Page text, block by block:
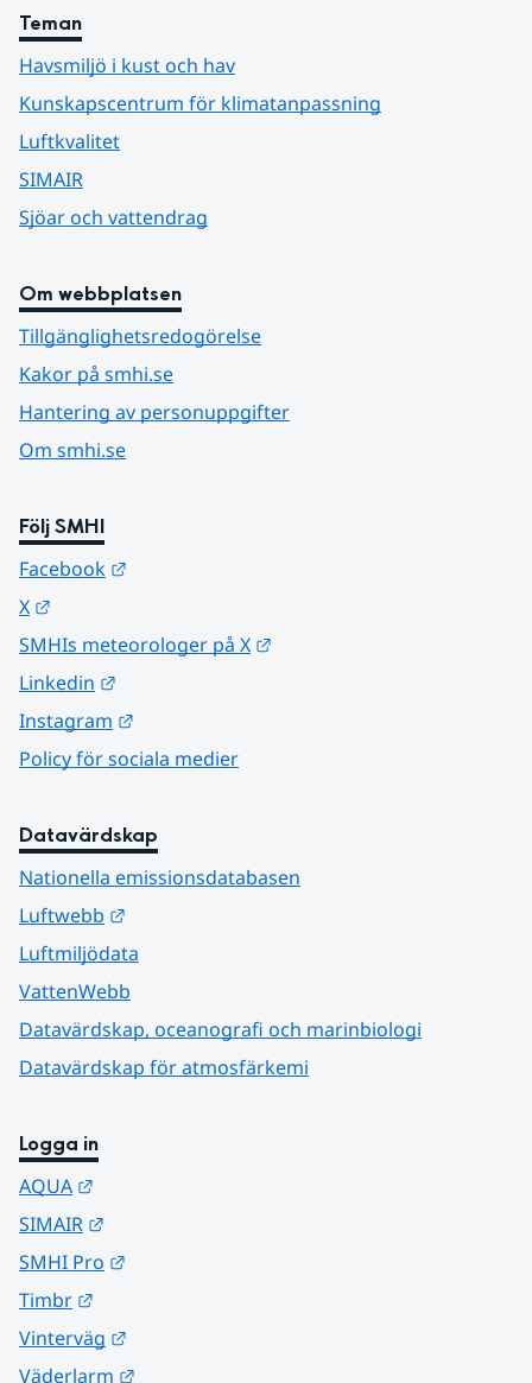
Teman
Havsmiljö i kust och hav
Kunskapscentrum för klimatanpassning
Luftkvalitet
SIMAIR
Sjöar och vattendrag
Om webbplatsen
Tillgänglighetsredogörelse
Kakor på smhi.se
Hantering av personuppgifter
Om smhi.se
Följ SMHI
Facebook
X
SMHIs meteorologer på X
Linkedin
Instagram
Policy för sociala medier
Datavärdskap
Nationella emissionsdatabasen
Luftwebb
Luftmiljödata
VattenWebb
Datavärdskap, oceanografi och marinbiologi
Datavärdskap för atmosfärkemi
Logga in
AQUA
SIMAIR
SMHI Pro
Timbr
Vinterväg
Väderlarm